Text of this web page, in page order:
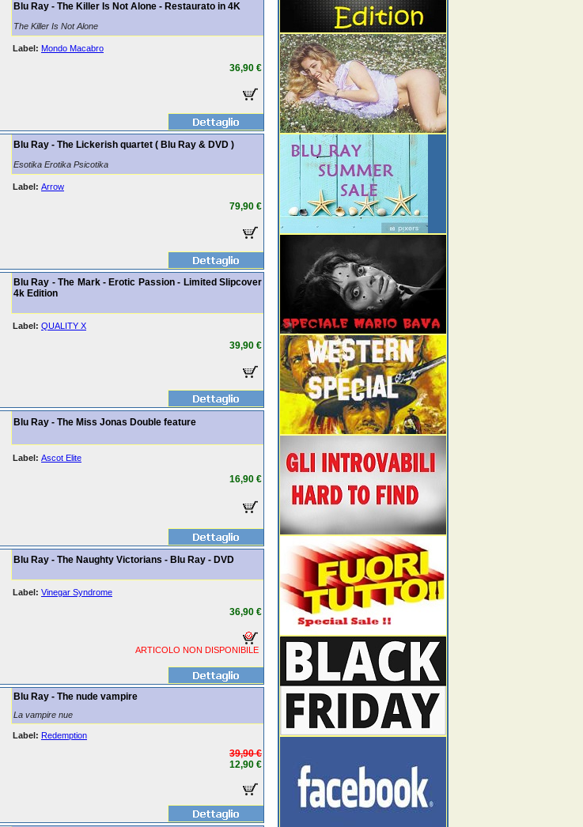
Blu Ray - The Killer Is Not Alone - Restaurato in 4K
The Killer Is Not Alone
Label: Mondo Macabro
36,90 €
Blu Ray - The Lickerish quartet ( Blu Ray & DVD )
Esotika Erotika Psicotika
Label: Arrow
79,90 €
Blu Ray - The Mark - Erotic Passion - Limited Slipcover
4k Edition
Label: QUALITY X
39,90 €
Blu Ray - The Miss Jonas Double feature
Label: Ascot Elite
16,90 €
Blu Ray - The Naughty Victorians - Blu Ray - DVD
Label: Vinegar Syndrome
36,90 €
ARTICOLO NON DISPONIBILE
Blu Ray - The nude vampire
La vampire nue
Label: Redemption
39,90 €
12,90 €